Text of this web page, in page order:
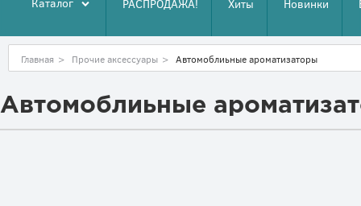
РАСПРОДАЖА! Хиты Новинки
Главная > Прочие аксессуары > Автомоблиьные ароматизаторы
Автомоблиьные